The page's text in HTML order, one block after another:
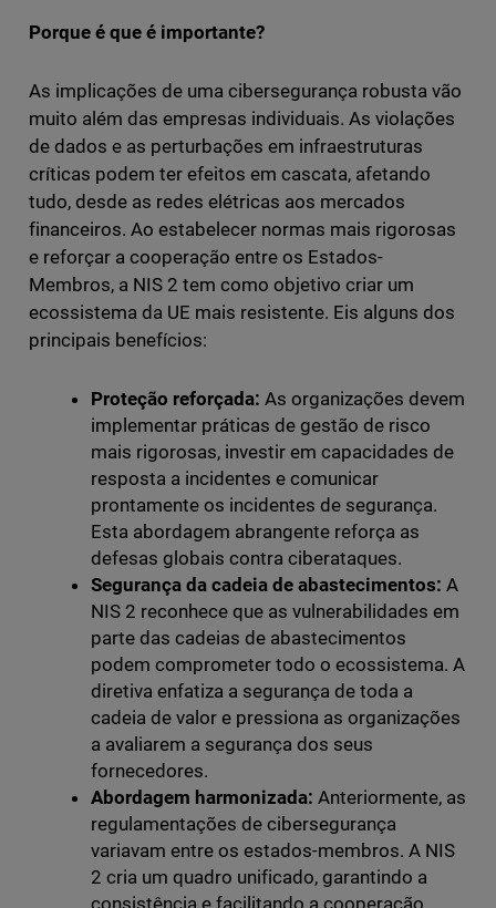
Porque é que é importante?
As implicações de uma cibersegurança robusta vão
muito além das empresas individuais. As violações
de dados e as perturbações em infraestruturas
críticas podem ter efeitos em cascata, afetando
tudo, desde as redes elétricas aos mercados
financeiros. Ao estabelecer normas mais rigorosas
e reforçar a cooperação entre os Estados-
Membros, a NIS 2 tem como objetivo criar um
ecossistema da UE mais resistente. Eis alguns dos
principais benefícios:
Proteção reforçada: As organizações devem
implementar práticas de gestão de risco
mais rigorosas, investir em capacidades de
resposta a incidentes e comunicar
prontamente os incidentes de segurança.
Esta abordagem abrangente reforça as
defesas globais contra ciberataques.
Segurança da cadeia de abastecimentos: A
NIS 2 reconhece que as vulnerabilidades em
parte das cadeias de abastecimentos
podem comprometer todo o ecossistema. A
diretiva enfatiza a segurança de toda a
cadeia de valor e pressiona as organizações
a avaliarem a segurança dos seus
fornecedores.
Abordagem harmonizada: Anteriormente, as
regulamentações de cibersegurança
variavam entre os estados-membros. A NIS
2 cria um quadro unificado, garantindo a